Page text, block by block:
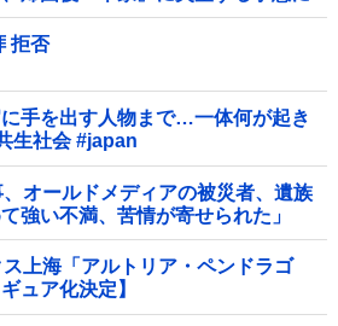
拒否
に手を出す人物まで…一体何が起き
生社会 #japan
オールドメディアの被災者、遺族
強い不満、苦情が寄せられた」
ス上海「アルトリア・ペンドラゴ
ュア化決定】